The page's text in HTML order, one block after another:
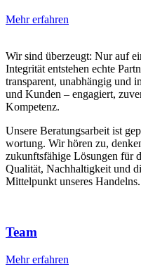
Mehr erfahren
Wir sind überzeugt: Nur auf
Inte­grität entstehen echte
trans­pa­rent, unab­hängig und
und Kunden – engagiert,
Kompetenz.
Unsere Bera­tungs­ar­beit ist
wor­tung. Wir hören zu,
zukunfts­fä­hige Lösungen für
Qualität, Nach­hal­tig­keit und
Mittel­punkt unseres Handelns.
Team
Mehr erfahren